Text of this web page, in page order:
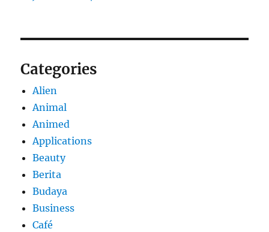
Categories
Alien
Animal
Animed
Applications
Beauty
Berita
Budaya
Business
Café